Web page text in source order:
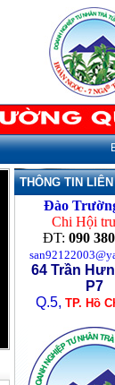
THÔNG TIN
Đào
Chi Hội
ĐT: 090
64 Trần
P7
Q.5, TP. Hồ